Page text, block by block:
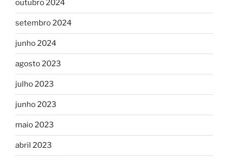
outubro 2024
setembro 2024
junho 2024
agosto 2023
julho 2023
junho 2023
maio 2023
abril 2023